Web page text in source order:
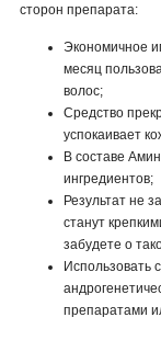
сторон препарата:
Экономичное
месяц
волос;
Средство
успокаивает
В составе
ингредиентов;
Результат не
станут
забудете о
Использовать
препаратами